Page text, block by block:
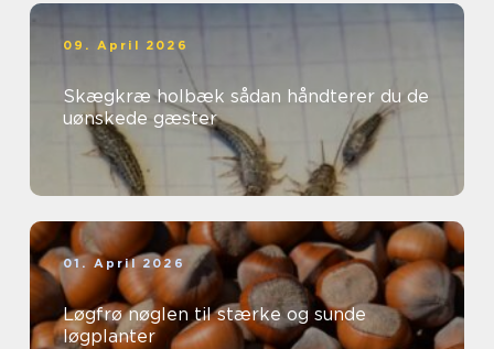
09. April 2026
Skægkræ holbæk sådan håndterer du de
uønskede gæster
01. April 2026
Løgfrø nøglen til stærke og sunde
løgplanter